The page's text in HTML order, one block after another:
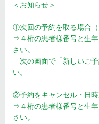
＜お知らせ＞
①次回の予約を取る場合（
⇒４桁の患者様番号と生
さい。
次の画面で「新しいご
い。
②予約をキャンセル・日時
⇒４桁の患者様番号と生
さい。